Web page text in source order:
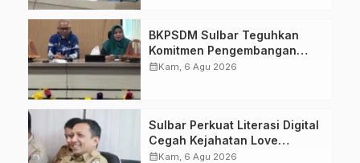
BKPSDM Sulbar Teguhkan
Komitmen Pengembangan
Kompetensi ASN melalui
calendar_monthKam, 6 Agu 2026
Sulbar Perkuat Literasi Digital
Cegah Kejahatan Love
Scamming
calendar_monthKam, 6 Agu 2026